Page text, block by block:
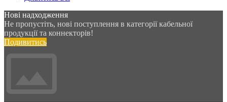
Нові надходження
Не пропустіть, нові поступлення в категорії кабельної
продукції та коннекторів!
Подивитись